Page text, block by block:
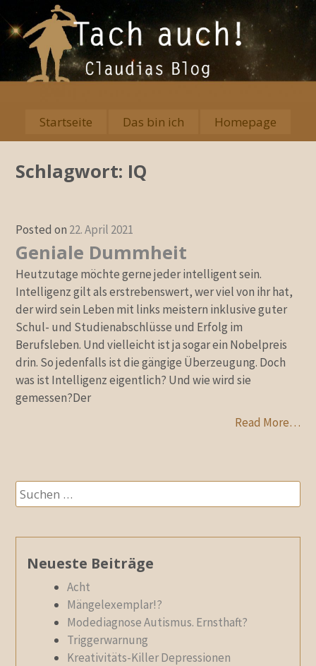
to
content
Primary
Menu
Startseite Das bin ich Homepage
Schlagwort: IQ
Posted on 22. April 2021
Geniale Dummheit
Heutzutage möchte gerne jeder intelligent sein.
Intelligenz gilt als erstrebenswert, wer viel von ihr hat,
der wird sein Leben mit links meistern inklusive guter
Schul- und Studienabschlüsse und Erfolg im
Berufsleben. Und vielleicht ist ja sogar ein Nobelpreis
drin. So jedenfalls ist die gängige Überzeugung. Doch
was ist Intelligenz eigentlich? Und wie wird sie
gemessen?Der
Read More…
Suchen
nach:
Neueste Beiträge
Acht
Mängelexemplar!?
Modediagnose Autismus. Ernsthaft?
Triggerwarnung
Kreativitäts-Killer Depressionen